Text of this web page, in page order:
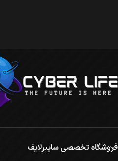
فروشگاه تخصصی سایبرلایف